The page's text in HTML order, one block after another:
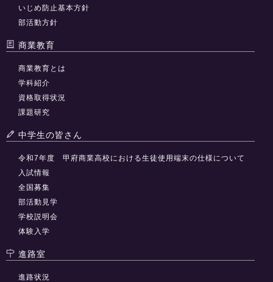
いじめ防止基本方針
部活動方針
商業教育
商業教育とは
学科紹介
資格取得状況
課題研究
中学生の皆さん
令和7年度 甲府商業高校における生徒使用端末の仕様について
入試情報
全国募集
部活動見学
学校説明会
体験入学
進路室
進路状況